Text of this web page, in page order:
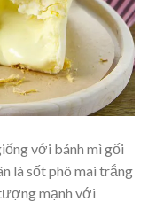
với bánh mì gối
là sốt phô mai trắng
mạnh với